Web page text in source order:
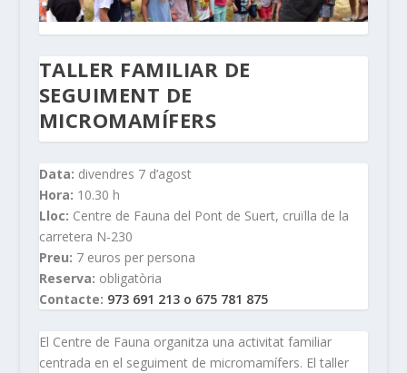
TALLER FAMILIAR DE
SEGUIMENT DE
MICROMAMÍFERS
Data: divendres 7 d’agost
Hora: 10.30 h
Lloc: Centre de Fauna del Pont de Suert, cruïlla de la
carretera N-230
Preu: 7 euros per persona
Reserva: obligatòria
Contacte: 973 691 213 o 675 781 875
El Centre de Fauna organitza una activitat familiar
centrada en el seguiment de micromamífers. El taller